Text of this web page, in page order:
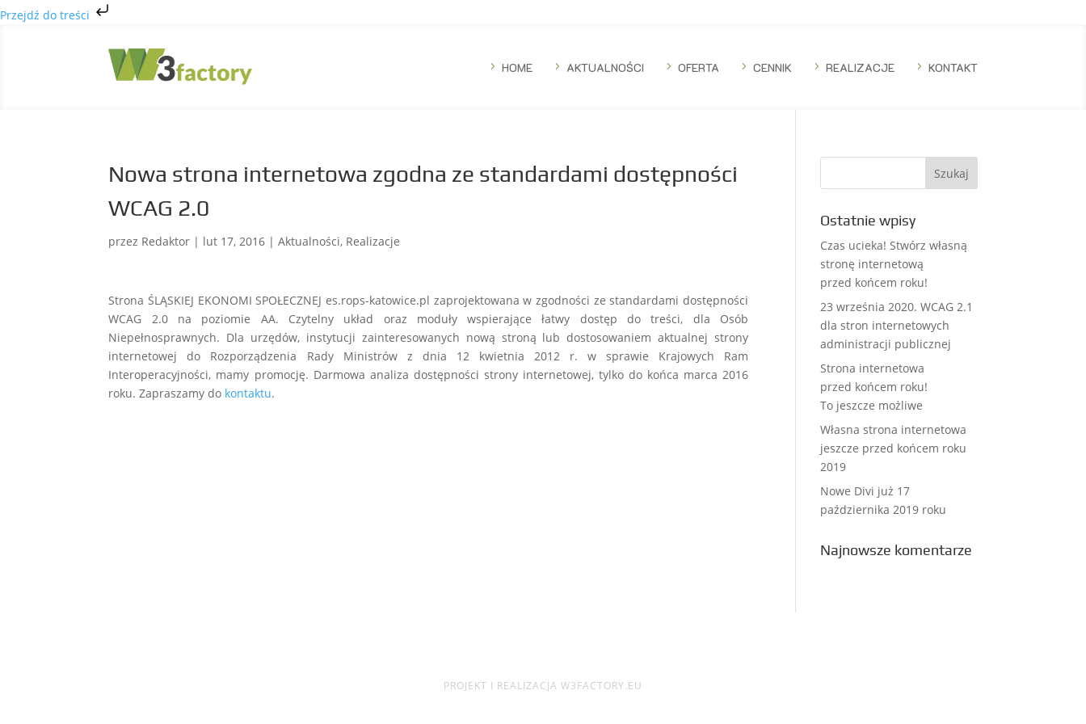
Przejdź do treści
5 HOME 5 AKTUALNOŚCI 5 OFERTA 5 CENNIK 5 REALIZACJE 5 KONTAKT
Nowa strona internetowa zgodna ze standardami dostępności
WCAG 2.0
przez Redaktor | lut 17, 2016 |Aktualności, Realizacje
Strona ŚLĄSKIEJ EKONOMI SPOŁECZNEJ es.rops-katowice.pl zaprojektowana w zgodności ze standardami dostępności
WCAG 2.0 na poziomie AA. Czytelny układ oraz moduły wspierające łatwy dostęp do treści, dla Osób
Niepełnosprawnych. Dla urzędów, instytucji zainteresowanych nową stroną lub dostosowaniem aktualnej strony
internetowej do Rozporządzenia Rady Ministrów z dnia 12 kwietnia 2012 r. w sprawie Krajowych Ram
Interoperacyjności, mamy promocję. Darmowa analiza dostępności strony internetowej, tylko do końca marca 2016
roku. Zapraszamy do kontaktu.
Ostatnie wpisy
Czas ucieka! Stwórz własną
stronę internetową
przed końcem roku!
23 września 2020. WCAG 2.1
dla stron internetowych
administracji publicznej
Strona internetowa
przed końcem roku!
To jeszcze możliwe
Własna strona internetowa
jeszcze przed końcem roku
2019
Nowe Divi już 17
października 2019 roku
Najnowsze komentarze
PROJEKT I REALIZACJA W3FACTORY.EU